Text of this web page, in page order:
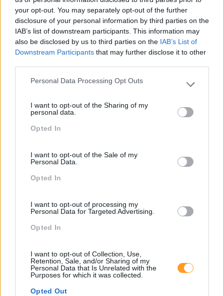
your opt-out. You may separately opt-out of the further
disclosure of your personal information by third parties on the
IAB’s list of downstream participants. This information may
also be disclosed by us to third parties on the IAB’s List of
Downstream Participants that may further disclose it to other
Please note that this website/app uses one or more Google
not limited to your visit or usage behaviour. You may click to
grant or deny consent to Google and its third-party tags to
use your data for below specified purposes in below Google
Personal Data Processing Opt Outs
I want to opt-out of the Sharing of my
personal data.
Opted In
I want to opt-out of the Sale of my
Personal Data.
Opted In
I want to opt-out of processing my
Personal Data for Targeted Advertising.
Opted In
I want to opt-out of Collection, Use,
Retention, Sale, and/or Sharing of my
Personal Data that Is Unrelated with the
Purposes for which it was collected.
Opted Out
Aprendizagem
Artigo De Opinião
Comunicação
Cultura
Desenvolvimento
Desenvolvimento De Competências
Entrevista